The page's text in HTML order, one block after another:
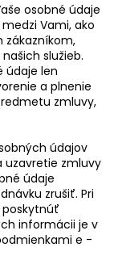
osobné údaje
Vami, ako
služieb.
údaje len
a plnenie
zmluvy,
údajov
uzavretie zmluvy
údaje
zrušiť. Pri
poskytnúť
informácii je v
e -